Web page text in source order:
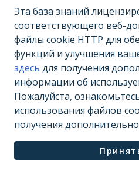
Ви
мо
ст
ь
О
н
о
с
и
т
е
л
ь
й
Относительный
означает,
домен в
поисковой
которым он
сервису Serpstat.
домена, тем
получить.
Эта база знаний
соответствующего веб-
файлы cookie HTTP для
функций и улучшения
здесь для получения
информации об
Пожалуйста,
использования файлов
получения